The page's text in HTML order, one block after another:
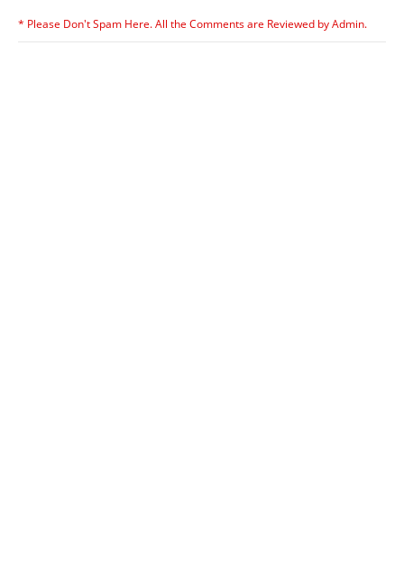
* Please Don't Spam Here. All the Comments are Reviewed by Admin.